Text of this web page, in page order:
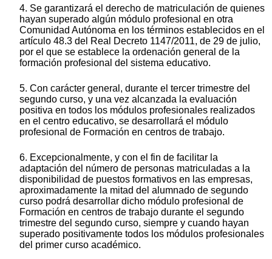
4. Se garantizará el derecho de matriculación de quienes
hayan superado algún módulo profesional en otra
Comunidad Autónoma en los términos establecidos en el
artículo 48.3 del Real Decreto 1147/2011, de 29 de julio,
por el que se establece la ordenación general de la
formación profesional del sistema educativo.
5. Con carácter general, durante el tercer trimestre del
segundo curso, y una vez alcanzada la evaluación
positiva en todos los módulos profesionales realizados
en el centro educativo, se desarrollará el módulo
profesional de Formación en centros de trabajo.
6. Excepcionalmente, y con el fin de facilitar la
adaptación del número de personas matriculadas a la
disponibilidad de puestos formativos en las empresas,
aproximadamente la mitad del alumnado de segundo
curso podrá desarrollar dicho módulo profesional de
Formación en centros de trabajo durante el segundo
trimestre del segundo curso, siempre y cuando hayan
superado positivamente todos los módulos profesionales
del primer curso académico.